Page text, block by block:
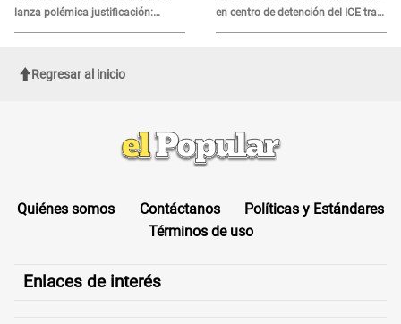
lanza polémica justificación:
"Defenderme ante..."
en centro de detención del ICE tras
sufrir una "emergencia médica"
Regresar al inicio
Quiénes somos Contáctanos
Políticas y Estándares
Términos de uso
Enlaces de interés